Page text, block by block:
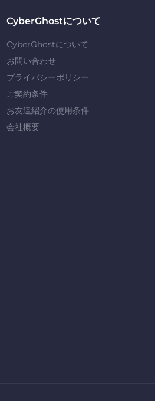
CyberGhostについて
CyberGhostについて
お問い合わせ
プライバシーポリシー
ご契約条件
お友達紹介の使用条件
会社概要